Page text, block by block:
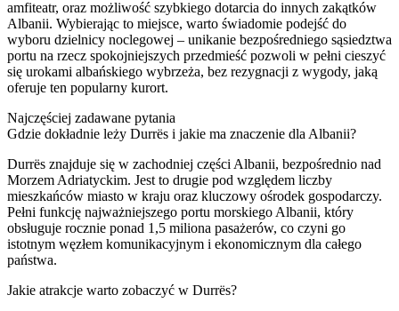
amfiteatr, oraz możliwość szybkiego dotarcia do innych zakątków
Albanii. Wybierając to miejsce, warto świadomie podejść do
wyboru dzielnicy noclegowej – unikanie bezpośredniego sąsiedztwa
portu na rzecz spokojniejszych przedmieść pozwoli w pełni cieszyć
się urokami albańskiego wybrzeża, bez rezygnacji z wygody, jaką
oferuje ten popularny kurort.
Najczęściej zadawane pytania
Gdzie dokładnie leży Durrës i jakie ma znaczenie dla Albanii?
Durrës znajduje się w zachodniej części Albanii, bezpośrednio nad
Morzem Adriatyckim. Jest to drugie pod względem liczby
mieszkańców miasto w kraju oraz kluczowy ośrodek gospodarczy.
Pełni funkcję najważniejszego portu morskiego Albanii, który
obsługuje rocznie ponad 1,5 miliona pasażerów, co czyni go
istotnym węzłem komunikacyjnym i ekonomicznym dla całego
państwa.
Jakie atrakcje warto zobaczyć w Durrës?